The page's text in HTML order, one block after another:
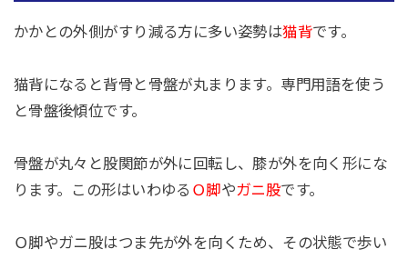
かかとの外側がすり減る方に多い姿勢は猫背です。
猫背になると背骨と骨盤が丸まります。専門用語を使う
と骨盤後傾位です。
骨盤が丸々と股関節が外に回転し、膝が外を向く形にな
ります。この形はいわゆる Ｏ脚やガニ股です。
Ｏ脚やガニ股はつま先が外を向くため、その状態で歩い